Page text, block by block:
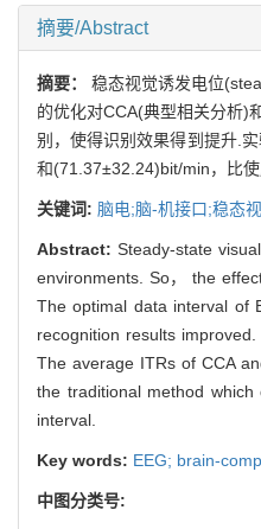
摘要/Abstract
摘要：稳态视觉诱发电位
的优化对CCA(典型相关分析)
别，使得识别效果得到提升.
和(71.37±32.24)bit/min，比
关键词: 脑电;脑-机接口;稳态
Abstract: Steady-state
environments. So， the
The optimal data interval of
recognition results
The average ITRs of CCA
the traditional method
interval.
Key words: EEG; brain-
中图分类号: